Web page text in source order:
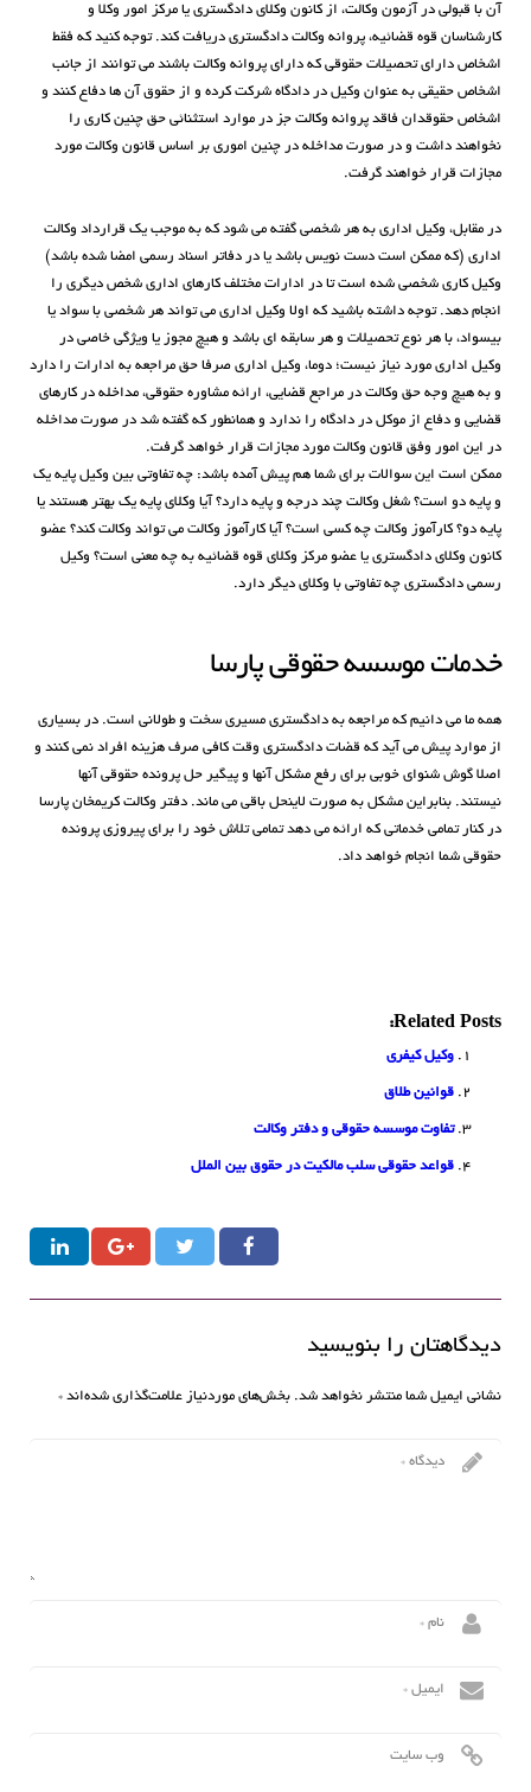
آن با قبولی در آزمون وکالت، از کانون وکلای دادگستری یا مرکز امور وکلا و
کارشناسان قوه قضائیه، پروانه وکالت دادگستری دریافت کند. توجه کنید که فقط
اشخاص دارای تحصیلات حقوقی که دارای پروانه وکالت باشند می توانند از جانب
اشخاص حقیقی به عنوان وکیل در دادگاه شرکت کرده و از حقوق آن ها دفاع کنند و
اشخاص حقوقدان فاقد پروانه وکالت جز در موارد استثنائی حق چنین کاری را
نخواهند داشت و در صورت مداخله در چنین اموری بر اساس قانون وکالت مورد
مجازات قرار خواهند گرفت.
در مقابل، وکیل اداری به هر شخصی گفته می شود که به موجب یک قرارداد وکالت
اداری (که ممکن است دست نویس باشد یا در دفاتر اسناد رسمی امضا شده باشد)
وکیل کاری شخصی شده است تا در ادارات مختلف کارهای اداری شخص دیگری را
انجام دهد. توجه داشته باشید که اولا وکیل اداری می تواند هر شخصی با سواد یا
بیسواد، با هر نوع تحصیلات و هر سابقه ای باشد و هیچ مجوز یا ویژگی خاصی در
وکیل اداری مورد نیاز نیست؛ دوما، وکیل اداری صرفا حق مراجعه به ادارات را دارد
و به هیچ وجه حق وکالت در مراجع قضایی، ارائه مشاوره حقوقی، مداخله در کارهای
قضایی و دفاع از موکل در دادگاه را ندارد و همانطور که گفته شد در صورت مداخله
در این امور وفق قانون وکالت مورد مجازات قرار خواهد گرفت.
ممکن است این سوالات برای شما هم پیش آمده باشد: چه تفاوتی بین وکیل پایه یک
و پایه دو است؟ شغل وکالت چند درجه و پایه دارد؟ آیا وکلای پایه یک بهتر هستند یا
پایه دو؟ کارآموز وکالت چه کسی است؟ آیا کارآموز وکالت می تواند وکالت کند؟ عضو
کانون وکلای دادگستری یا عضو مرکز وکلای قوه قضائیه به چه معنی است؟ وکیل
رسمی دادگستری چه تفاوتی با وکلای دیگر دارد.
خدمات موسسه حقوقی پارسا
همه ما می دانیم که مراجعه به دادگستری مسیری سخت و طولانی است. در بسیاری
از موارد پیش می آید که قضات دادگستری وقت کافی صرف هزینه افراد نمی کنند و
اصلا گوش شنوای خوبی برای رفع مشکل آنها و پیگیر حل پرونده حقوقی آنها
نیستند. بنابراین مشکل به صورت لاینحل باقی می ماند. دفتر وکالت کریمخان پارسا
در کنار تمامی خدماتی که ارائه می دهد تمامی تلاش خود را برای پیروزی پرونده
حقوقی شما انجام خواهد داد.
Related Posts:
وکیل کیفری
قوانین طلاق
تفاوت موسسه حقوقی و دفتر وکالت
قواعد حقوقی سلب مالکیت در حقوق بین الملل
دیدگاهتان را بنویسید
نشانی ایمیل شما منتشر نخواهد شد. بخش‌های موردنیاز علامت‌گذاری شده‌اند *